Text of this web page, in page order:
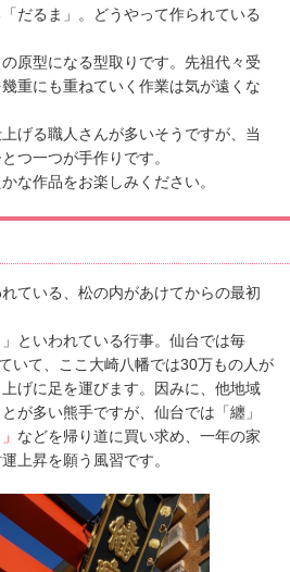
だるま」。どうやって作られている
原型になる型取りです。先祖代々受
重にも重ねていく作業は気が遠くな
げる職人さんが多いそうですが、当
つ一つが手作りです。
な作品をお楽しみください。
ている、松の内があけてからの最初
といわれている行事。仙台では毎
いて、ここ大崎八幡では30万もの人が
げに足を運びます。因みに、他地域
が多い熊手ですが、仙台では「纏」
などを帰り道に買い求め、一年の家
上昇を願う風習です。